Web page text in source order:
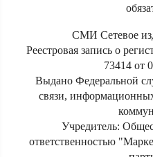
СМИ Сетевое
Реестровая запись о
73414 от
Выдано Федеральной
связи,
Учредитель:
ответственностью